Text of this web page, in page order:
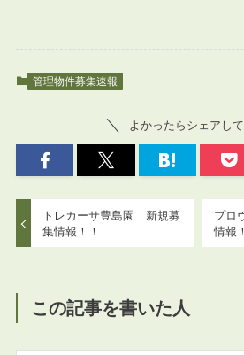
管理物件募集速報
よかったらシェアして
トレカーサ豊島園 新規募
集情報！！
プロ
情報
この記事を書いた人